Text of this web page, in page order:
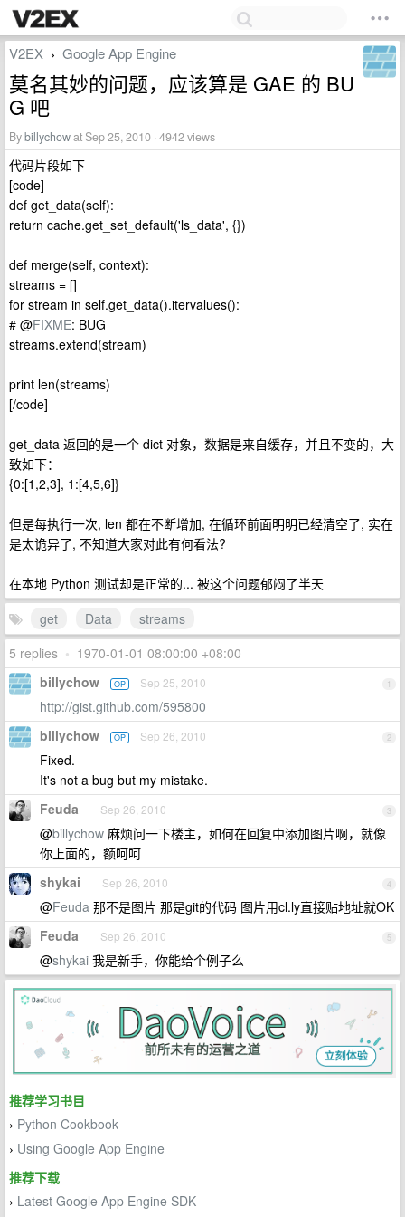
V2EX › Google App Engine
莫名其妙的问题，应该算是 GAE 的 BU
G 吧
Bybillychowat Sep 25, 2010 · 4942 views
代码片段如下
[code]
def get_data(self):
return cache.get_set_default('ls_data', {})
def merge(self, context):
streams = []
for stream in self.get_data().itervalues():
# @FIXME: BUG
streams.extend(stream)
print len(streams)
[/code]
get_data 返回的是一个 dict 对象，数据是来自缓存，并且不变的，大
致如下：
{0:[1,2,3], 1:[4,5,6]}
但是每执行一次, len 都在不断增加, 在循环前面明明已经清空了, 实在
是太诡异了, 不知道大家对此有何看法?
在本地 Python 测试却是正常的... 被这个问题郁闷了半天
get
Data
streams
5 replies • 1970-01-01 08:00:00 +08:00
1
billychow OP Sep 25, 2010
http://gist.github.com/595800
2
billychow OP Sep 26, 2010
Fixed.
It's not a bug but my mistake.
3
Feuda Sep 26, 2010
@billychow 麻烦问一下楼主，如何在回复中添加图片啊，就像
你上面的，额呵呵
4
shykai Sep 26, 2010
@Feuda 那不是图片 那是git的代码 图片用cl.ly直接贴地址就OK
5
Feuda Sep 26, 2010
@shykai 我是新手，你能给个例子么
推荐学习书目
› Python Cookbook
› Using Google App Engine
推荐下载
› Latest Google App Engine SDK